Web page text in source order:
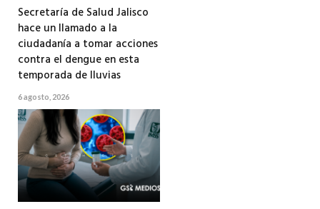
Secretaría de Salud Jalisco
hace un llamado a la
ciudadanía a tomar acciones
contra el dengue en esta
temporada de lluvias
6 agosto, 2026